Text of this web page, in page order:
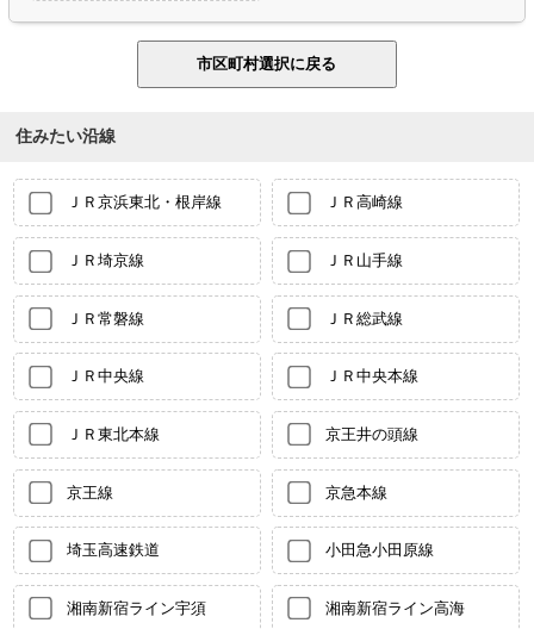
住みたい沿線
ＪＲ京浜東北・根岸線 ＪＲ高崎線
ＪＲ埼京線 ＪＲ山手線
ＪＲ常磐線 ＪＲ総武線
ＪＲ中央線 ＪＲ中央本線
ＪＲ東北本線 京王井の頭線
京王線 京急本線
埼玉高速鉄道 小田急小田原線
湘南新宿ライン宇須 湘南新宿ライン高海